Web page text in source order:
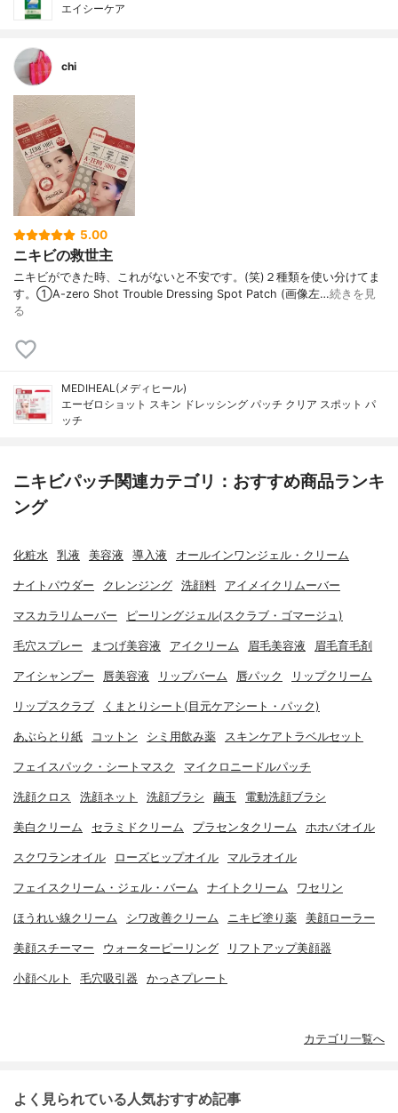
エイシーケア
chi
5.00
ニキビの救世主
ニキビができた時、これがないと不安です。(笑)２種類を使い分けてま
す。①A-zero Shot Trouble Dressing Spot Patch (画像左…続きを見
る
MEDIHEAL(メディヒール)
エーゼロショット スキン ドレッシング パッチ クリア スポット パ
ッチ
ニキビパッチ関連カテゴリ：おすすめ商品ランキ
ング
化粧水 乳液 美容液 導入液 オールインワンジェル・クリーム
ナイトパウダー クレンジング 洗顔料 アイメイクリムーバー
マスカラリムーバー ピーリングジェル(スクラブ・ゴマージュ)
毛穴スプレー まつげ美容液 アイクリーム 眉毛美容液 眉毛育毛剤
アイシャンプー 唇美容液 リップバーム 唇パック リップクリーム
リップスクラブ くまとりシート(目元ケアシート・パック)
あぶらとり紙 コットン シミ用飲み薬 スキンケアトラベルセット
フェイスパック・シートマスク マイクロニードルパッチ
洗顔クロス 洗顔ネット 洗顔ブラシ 繭玉 電動洗顔ブラシ
美白クリーム セラミドクリーム プラセンタクリーム ホホバオイル
スクワランオイル ローズヒップオイル マルラオイル
フェイスクリーム・ジェル・バーム ナイトクリーム ワセリン
ほうれい線クリーム シワ改善クリーム ニキビ塗り薬 美顔ローラー
美顔スチーマー ウォーターピーリング リフトアップ美顔器
小顔ベルト 毛穴吸引器 かっさプレート
カテゴリ一覧へ
よく見られている人気おすすめ記事